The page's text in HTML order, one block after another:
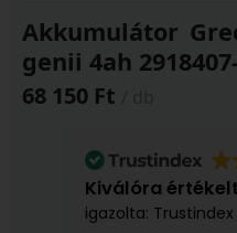
Akkumulátor
genii 4ah
68 150 Ft
Kiválóra
igazolta: Trustindex